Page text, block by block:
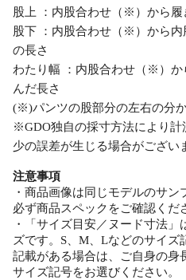
股上 ：内股合わせ（※）から履
股下 ：内股合わせ（※）から
の長さ
わたり幅 ：内股合わせ（※）
んだ長さ
(※)パンツの股部分の左右の分
※GDO独自の採寸方法により計
少の誤差が生じる場合がござい
注意事項
・商品画像は同じモデルのサン
必ず商品スペックをご確認くだ
・「サイズ目安／ヌード寸法
ズです。S、M、Lなどのサイズ
記載がある場合は、ご自身の身
サイズ記号をお選びください。